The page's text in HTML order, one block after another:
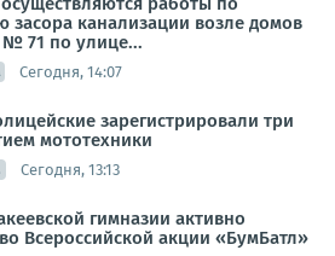
засора канализации возле домов
71 по улице...
Сегодня, 14:07
зарегистрировали три
мототехники
Сегодня, 13:13
гимназии активно
Всероссийской акции «БумБатл»